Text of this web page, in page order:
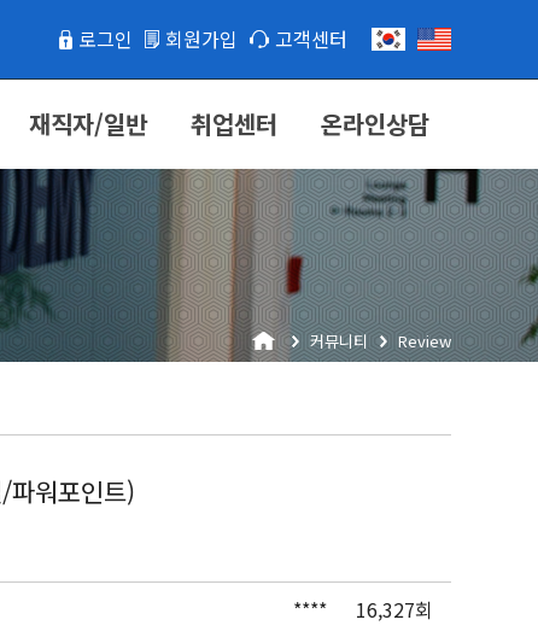
로그인 회원가입 고객센터
재직자/일반 취업센터 온라인상담
커뮤니티 Review
파워포인트)
****
16,327회